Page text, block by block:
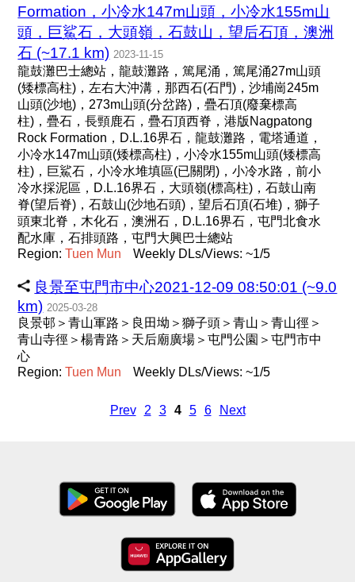
Formation，小冷水147m山頭，小冷水155m山
頭，巨鯊石，大頭嶺，石鼓山，望后石頂，澳洲
石 (~17.1 km) 2023-11-15
龍鼓灘巴士總站，龍鼓灘路，篤尾涌，篤尾涌27m山頭
(矮標高柱)，左右大沖溝，那西石(石門)，沙埔崗245m
山頭(沙地)，273m山頭(分岔路)，疊石頂(廢棄標高
柱)，疊石，長頸鹿石，疊石頂西脊，港版Nagpatong
Rock Formation，D.L.16界石，龍鼓灘路，電塔通道，
小冷水147m山頭(矮標高柱)，小冷水155m山頭(矮標高
柱)，巨鯊石，小冷水堆填區(已關閉)，小冷水路，前小
冷水採泥區，D.L.16界石，大頭嶺(標高柱)，石鼓山南
脊(望后脊)，石鼓山(沙地石頭)，望后石頂(石堆)，獅子
頭東北脊，木化石，澳洲石，D.L.16界石，屯門北食水
配水庫，石排頭路，屯門大興巴士總站
Region:Tuen Mun Weekly DLs/Views: ~1/5
良景至屯門市中心2021-12-09 08:50:01 (~9.0
km) 2025-03-28
良景邨＞青山軍路＞良田坳＞獅子頭＞青山＞青山徑＞
青山寺徑＞楊青路＞天后廟廣場＞屯門公園＞屯門市中
心
Region:Tuen Mun Weekly DLs/Views: ~1/5
Prev 2 3 4 5 6 Next